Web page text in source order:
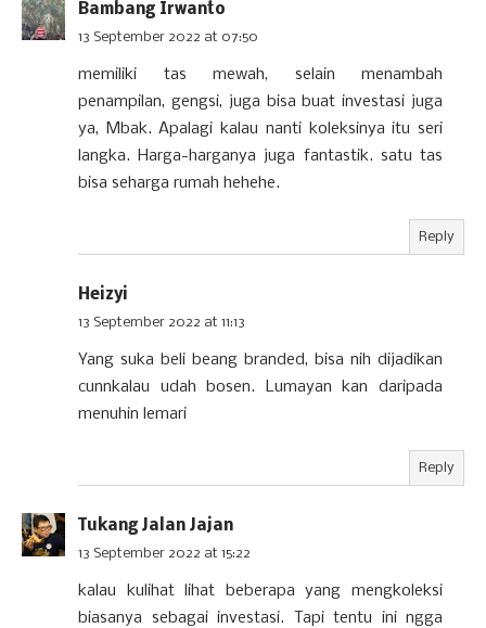
Bambang Irwanto
13 September 2022 at 07:50
memiliki tas mewah, selain menambah
penampilan, gengsi, juga bisa buat investasi juga
ya, Mbak. Apalagi kalau nanti koleksinya itu seri
langka. Harga-harganya juga fantastik. satu tas
bisa seharga rumah hehehe.
Reply
Heizyi
13 September 2022 at 11:13
Yang suka beli beang branded, bisa nih dijadikan
cunnkalau udah bosen. Lumayan kan daripada
menuhin lemari
Reply
Tukang Jalan Jajan
13 September 2022 at 15:22
kalau kulihat lihat beberapa yang mengkoleksi
biasanya sebagai investasi. Tapi tentu ini ngga